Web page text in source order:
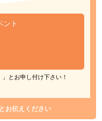
ント
とお申し付け下さい！
お伝えください